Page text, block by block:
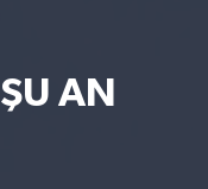
ŞU AN